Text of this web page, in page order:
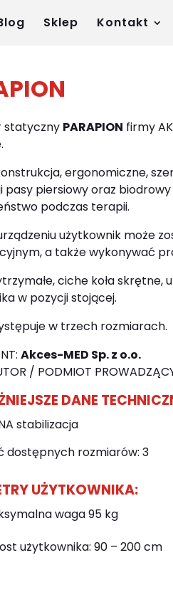
Sklep Kontakt
statyczny PARAPION firmy
ergonomiczne,
pasy piersiowy oraz
podczas terapii.
użytkownik może
a także wykonywać
ciche koła skrętne,
w pozycji stojącej.
w trzech rozmiarach.
Akces-MED Sp. z o.o.
/ PODMIOT
DANE
stabilizacja
dostępnych rozmiarów: 3
UŻYTKOWNIKA:
waga 95 kg
użytkownika: 90 – 200 cm